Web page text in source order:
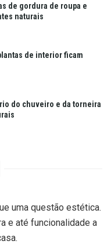
de gordura de roupa e
naturais
de interior ficam
do chuveiro e da torneira
uma questão estética.
e até funcionalidade a